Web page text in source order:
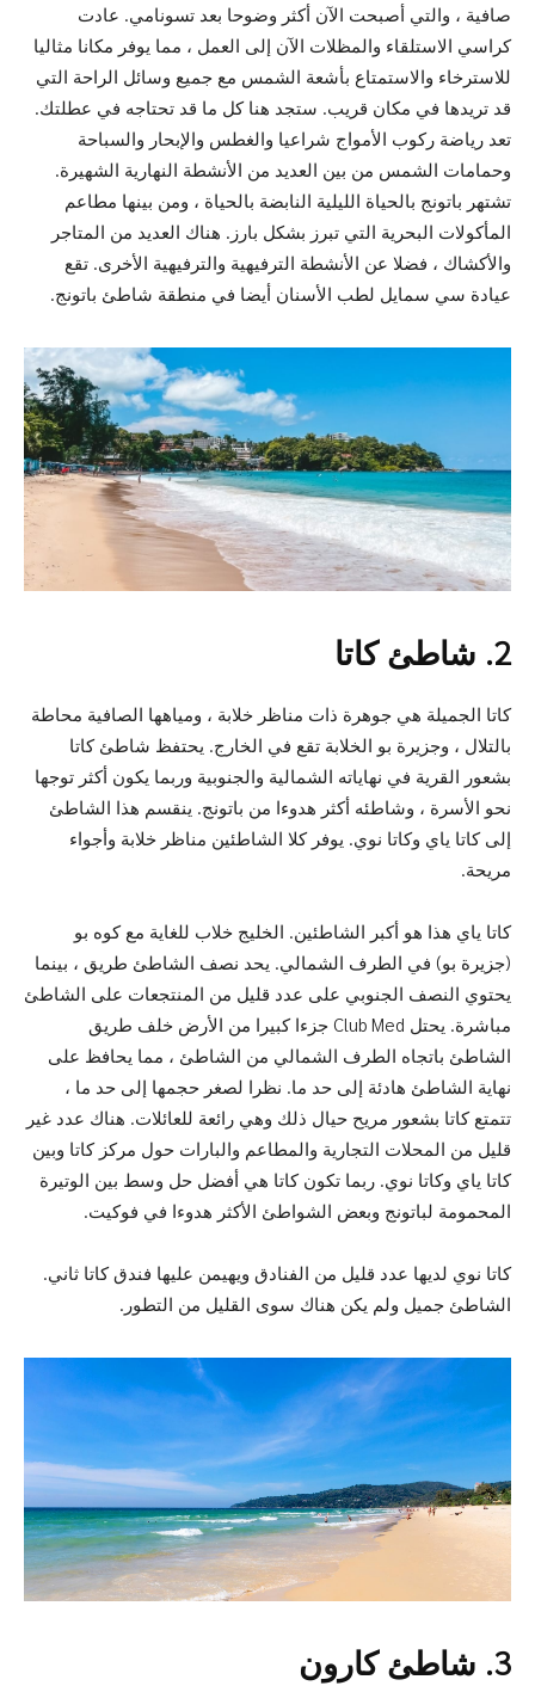
صافية ، والتي أصبحت الآن أكثر وضوحا بعد تسونامي. عادت
كراسي الاستلقاء والمظلات الآن إلى العمل ، مما يوفر مكانا مثاليا
للاسترخاء والاستمتاع بأشعة الشمس مع جميع وسائل الراحة التي
قد تريدها في مكان قريب. ستجد هنا كل ما قد تحتاجه في عطلتك.
تعد رياضة ركوب الأمواج شراعيا والغطس والإبحار والسباحة
وحمامات الشمس من بين العديد من الأنشطة النهارية الشهيرة.
تشتهر باتونج بالحياة الليلية النابضة بالحياة ، ومن بينها مطاعم
المأكولات البحرية التي تبرز بشكل بارز. هناك العديد من المتاجر
والأكشاك ، فضلا عن الأنشطة الترفيهية والترفيهية الأخرى. تقع
عيادة سي سمايل لطب الأسنان أيضا في منطقة شاطئ باتونج.
2. شاطئ كاتا
كاتا الجميلة هي جوهرة ذات مناظر خلابة ، ومياهها الصافية محاطة
بالتلال ، وجزيرة بو الخلابة تقع في الخارج. يحتفظ شاطئ كاتا
بشعور القرية في نهاياته الشمالية والجنوبية وربما يكون أكثر توجها
نحو الأسرة ، وشاطئه أكثر هدوءا من باتونج. ينقسم هذا الشاطئ
إلى كاتا ياي وكاتا نوي. يوفر كلا الشاطئين مناظر خلابة وأجواء
مريحة.
كاتا ياي هذا هو أكبر الشاطئين. الخليج خلاب للغاية مع كوه بو
(جزيرة بو) في الطرف الشمالي. يحد نصف الشاطئ طريق ، بينما
يحتوي النصف الجنوبي على عدد قليل من المنتجعات على الشاطئ
مباشرة. يحتل Club Med جزءا كبيرا من الأرض خلف طريق
الشاطئ باتجاه الطرف الشمالي من الشاطئ ، مما يحافظ على
نهاية الشاطئ هادئة إلى حد ما. نظرا لصغر حجمها إلى حد ما ،
تتمتع كاتا بشعور مريح حيال ذلك وهي رائعة للعائلات. هناك عدد غير
قليل من المحلات التجارية والمطاعم والبارات حول مركز كاتا وبين
كاتا ياي وكاتا نوي. ربما تكون كاتا هي أفضل حل وسط بين الوتيرة
المحمومة لباتونج وبعض الشواطئ الأكثر هدوءا في فوكيت.
كاتا نوي لديها عدد قليل من الفنادق ويهيمن عليها فندق كاتا ثاني.
الشاطئ جميل ولم يكن هناك سوى القليل من التطور.
3. شاطئ كارون